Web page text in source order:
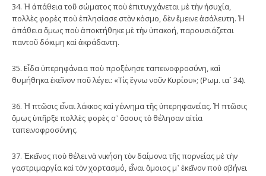
34. Ἡ ἀπάθεια τοῦ σώματος ποὺ ἐπιτυγχάνεται μὲ τὴν ἡσυχία,
πολλὲς φορὲς ποὺ ἐπλησίασε στὸν κόσμο, δὲν ἔμεινε ἀσάλευτη. Ἡ
ἀπάθεια ὅμως ποὺ ἀποκτήθηκε μὲ τὴν ὑπακοή, παρουσιάζεται
παντοῦ δόκιμη καὶ ἀκράδαντη.
35. Εἶδα ὑπερηφάνεια ποὺ προξένησε ταπεινοφροσύνη, καὶ
θυμήθηκα ἐκεῖνον ποῦ λέγει: «Τίς ἔγνω νοῦν Κυρίου»; (Ρωμ. ια´ 34).
36. Ἡ πτῶσις εἶναι λάκκος καὶ γέννημα τῆς ὑπερηφανείας. Ἡ πτῶσις
ὅμως ὑπῆρξε πολλὲς φορὲς σ᾿ ὅσους τὸ θέλησαν αἰτία
ταπεινοφροσύνης.
37. Ἐκεῖνος ποὺ θέλει νὰ νικήση τὸν δαίμονα τῆς πορνείας μὲ τὴν
γαστριμαργία καὶ τὸν χορτασμό, εἶναι ὅμοιος μ᾿ ἐκεῖνον ποὺ σβήνει